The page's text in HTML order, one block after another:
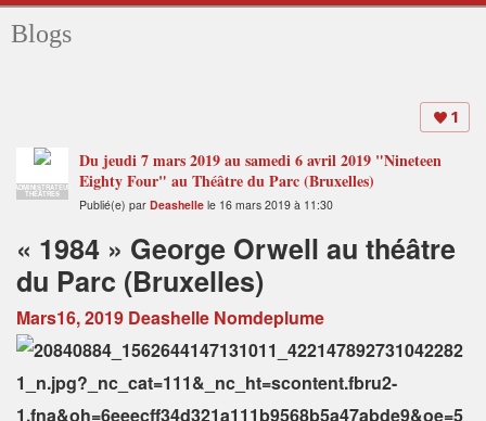
Blogs
1
ADMINISTRATEUR
THÉÂTRES
Du jeudi 7 mars 2019 au samedi 6 avril 2019 "Nineteen
Eighty Four" au Théâtre du Parc (Bruxelles)
Publié(e) par Deashelle le 16 mars 2019 à 11:30
« 1984 » George Orwell au théâtre
du Parc (Bruxelles)
Mars16, 2019 Deashelle Nomdeplume